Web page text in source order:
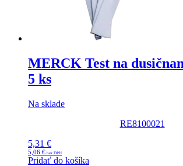
MERCK Test na
5 ks
Na sklade
RE8100021
5,31 €
5,06 €
Pridať do košíka